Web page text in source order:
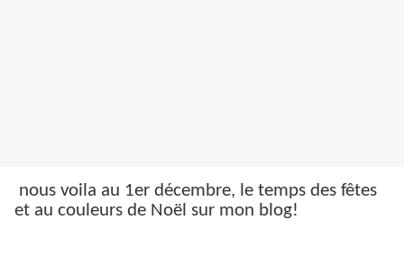
nous voila au 1er décembre, le temps des fêtes
et au couleurs de Noël sur mon blog!